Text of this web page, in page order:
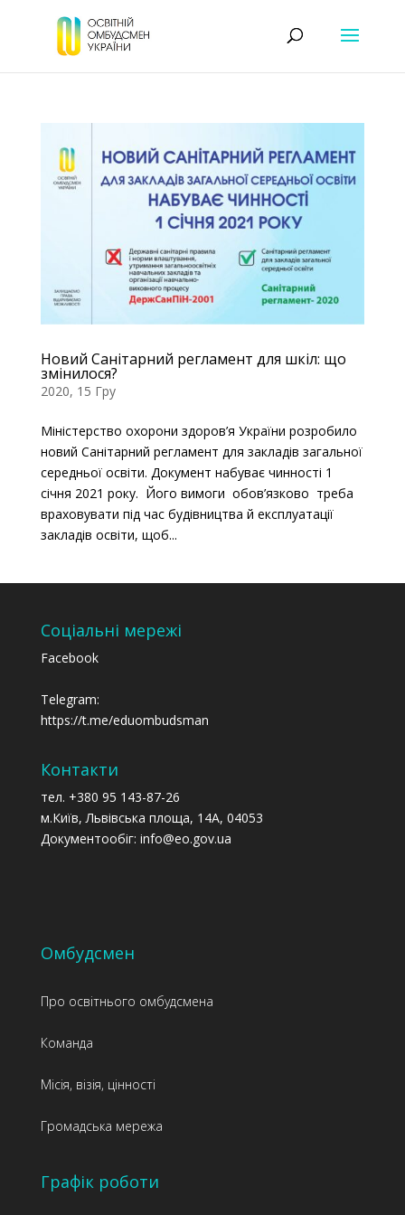
Новий Санітарний регламент для шкіл: що
змінилося?
2020, 15 Гру
Міністерство охорони здоров’я України розробило
новий Санітарний регламент для закладів загальної
середньої освіти. Документ набуває чинності 1
січня 2021 року. Його вимоги обов’язково треба
враховувати під час будівництва й експлуатації
закладів освіти, щоб...
Соціальні мережі
Facebook
Telegram:
https://t.me/eduombudsman
Контакти
тел. +380 95 143-87-26
м.Київ, Львівська площа, 14А, 04053
Документообіг: info@eo.gov.ua
Омбудсмен
Про освітнього омбудсмена
Команда
Місія, візія, цінності
Громадська мережа
Графік роботи